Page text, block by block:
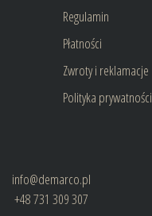
Regulamin
Płatności
Zwroty i reklamacje
Polityka prywatności
info@demarco.pl
+48 731 309 307